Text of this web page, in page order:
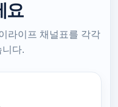
요
라이프 채널표를 각각
니다.